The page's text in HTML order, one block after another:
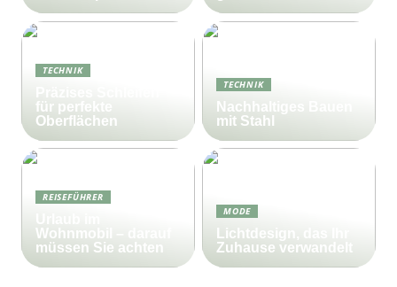
TECHNIK
für perfekte
Oberflächen
TECHNIK
Nachhaltiges Bauen
mit Stahl
REISEFÜHRER
Wohnmobil – darauf
müssen Sie achten
MODE
Lichtdesign, das Ihr
Zuhause verwandelt